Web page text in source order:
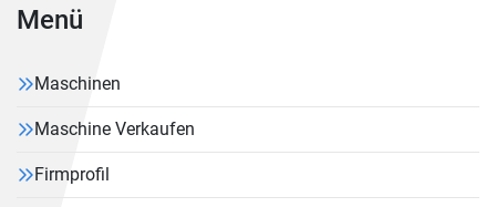
Menü
Maschinen
Maschine Verkaufen
Firmprofil